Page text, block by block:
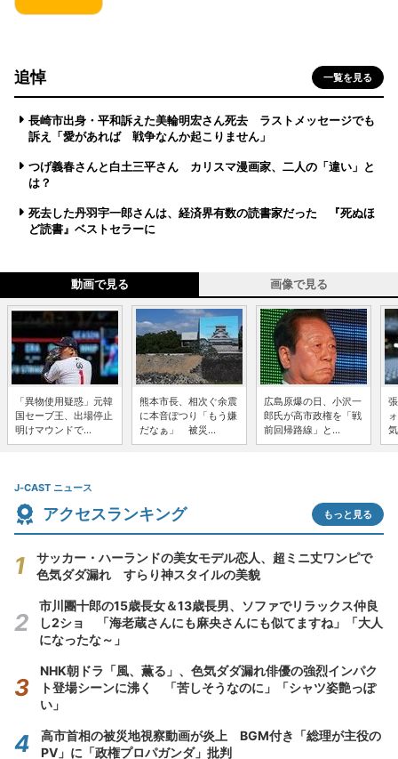
追悼 一覧を見る
長崎市出身・平和訴えた美輪明宏さん死去 ラストメッセージでも
訴え「愛があれば 戦争なんか起こりません」
つげ義春さんと白土三平さん カリスマ漫画家、二人の「違い」と
は？
死去した丹羽宇一郎さんは、経済界有数の読書家だった 『死ぬほ
ど読書』ベストセラーに
動画で見る 画像で見る
「異物使用疑惑」元韓
国セーブ王、出場停止
明けマウンドで...
熊本市長、相次ぐ余震
に本音ぽつり「もう嫌
だなぁ」 被災...
広島原爆の日、小沢一
郎氏が高市政権を「戦
前回帰路線」と...
J-CAST ニュース
アクセスランキング もっと見る
サッカー・ハーランドの美女モデル恋人、超ミニ丈ワンピで
色気ダダ漏れ すらり神スタイルの美貌
市川團十郎の15歳長女＆13歳長男、ソファでリラックス仲良
し2ショ 「海老蔵さんにも麻央さんにも似てますね」「大人
になったな～」
NHK朝ドラ「風、薫る」、色気ダダ漏れ俳優の強烈インパク
ト登場シーンに沸く 「苦しそうなのに」「シャツ姿艶っぽ
い」
高市首相の被災地視察動画が炎上 BGM付き「総理が主役の
PV」に「政権プロパガンダ」批判